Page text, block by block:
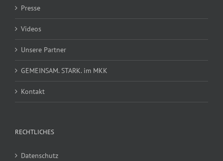
Presse
Videos
Unsere Partner
GEMEINSAM. STARK. im MKK
Kontakt
RECHTLICHES
Datenschutz